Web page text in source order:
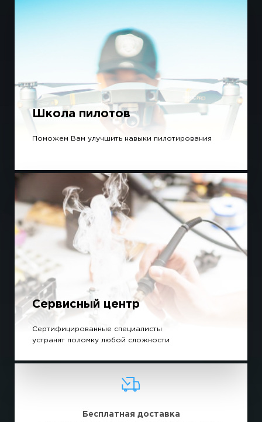
Школа пилотов
Поможем Вам улучшить навыки пилотирования
Сервисный центр
Сертифицированные специалисты
устранят поломку любой сложности
Бесплатная доставка